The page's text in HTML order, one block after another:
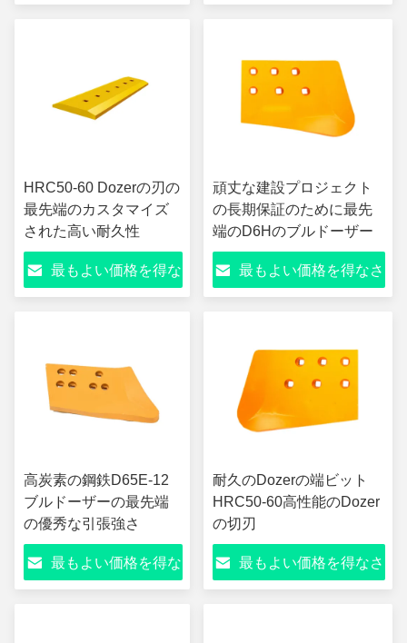
HRC50-60 Dozerの刃の
最先端のカスタマイズ
された高い耐久性
最もよい価格を得な
頑丈な建設プロジェクト
の長期保証のために最先
端のD6Hのブルドーザー
最もよい価格を得なさ
高炭素の鋼鉄D65E-12
ブルドーザーの最先端
の優秀な引張強さ
最もよい価格を得な
耐久のDozerの端ビット
HRC50-60高性能のDozer
の切刃
最もよい価格を得なさ